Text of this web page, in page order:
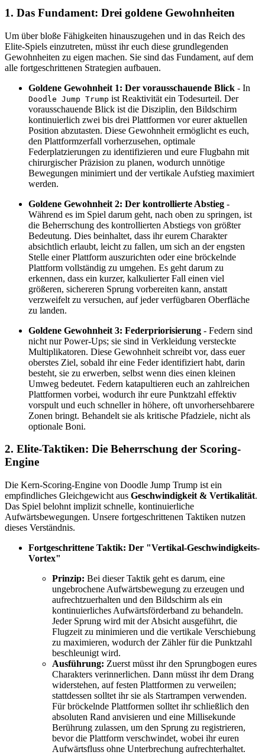
1. Das Fundament: Drei goldene Gewohnheiten
Um über bloße Fähigkeiten hinauszugehen und in das Reich des
Elite-Spiels einzutreten, müsst ihr euch diese grundlegenden
Gewohnheiten zu eigen machen. Sie sind das Fundament, auf dem
alle fortgeschrittenen Strategien aufbauen.
Goldene Gewohnheit 1: Der vorausschauende Blick - In
Doodle Jump Trump ist Reaktivität ein Todesurteil. Der
vorausschauende Blick ist die Disziplin, den Bildschirm
kontinuierlich zwei bis drei Plattformen vor eurer aktuellen
Position abzutasten. Diese Gewohnheit ermöglicht es euch,
den Plattformzerfall vorherzusehen, optimale
Federplatzierungen zu identifizieren und eure Flugbahn mit
chirurgischer Präzision zu planen, wodurch unnötige
Bewegungen minimiert und der vertikale Aufstieg maximiert
werden.
Goldene Gewohnheit 2: Der kontrollierte Abstieg -
Während es im Spiel darum geht, nach oben zu springen, ist
die Beherrschung des kontrollierten Abstiegs von größter
Bedeutung. Dies beinhaltet, dass ihr eurem Charakter
absichtlich erlaubt, leicht zu fallen, um sich an der engsten
Stelle einer Plattform auszurichten oder eine bröckelnde
Plattform vollständig zu umgehen. Es geht darum zu
erkennen, dass ein kurzer, kalkulierter Fall einen viel
größeren, sichereren Sprung vorbereiten kann, anstatt
verzweifelt zu versuchen, auf jeder verfügbaren Oberfläche
zu landen.
Goldene Gewohnheit 3: Federpriorisierung - Federn sind
nicht nur Power-Ups; sie sind in Verkleidung versteckte
Multiplikatoren. Diese Gewohnheit schreibt vor, dass euer
oberstes Ziel, sobald ihr eine Feder identifiziert habt, darin
besteht, sie zu erwerben, selbst wenn dies einen kleinen
Umweg bedeutet. Federn katapultieren euch an zahlreichen
Plattformen vorbei, wodurch ihr eure Punktzahl effektiv
vorspult und euch schneller in höhere, oft unvorhersehbarere
Zonen bringt. Behandelt sie als kritische Pfadziele, nicht als
optionale Boni.
2. Elite-Taktiken: Die Beherrschung der Scoring-
Engine
Die Kern-Scoring-Engine von Doodle Jump Trump ist ein
empfindliches Gleichgewicht aus Geschwindigkeit & Vertikalität.
Das Spiel belohnt implizit schnelle, kontinuierliche
Aufwärtsbewegungen. Unsere fortgeschrittenen Taktiken nutzen
dieses Verständnis.
Fortgeschrittene Taktik: Der "Vertikal-Geschwindigkeits-
Vortex"
Prinzip: Bei dieser Taktik geht es darum, eine
ungebrochene Aufwärtsbewegung zu erzeugen und
aufrechtzuerhalten und den Bildschirm als ein
kontinuierliches Aufwärtsförderband zu behandeln.
Jeder Sprung wird mit der Absicht ausgeführt, die
Flugzeit zu minimieren und die vertikale Verschiebung
zu maximieren, wodurch der Zähler für die Punktzahl
beschleunigt wird.
Ausführung: Zuerst müsst ihr den Sprungbogen eures
Charakters verinnerlichen. Dann müsst ihr dem Drang
widerstehen, auf festen Plattformen zu verweilen;
stattdessen solltet ihr sie als Startrampen verwenden.
Für bröckelnde Plattformen solltet ihr schließlich den
absoluten Rand anvisieren und eine Millisekunde
Berührung zulassen, um den Sprung zu registrieren,
bevor die Plattform verschwindet, wobei ihr euren
Aufwärtsfluss ohne Unterbrechung aufrechterhaltet.